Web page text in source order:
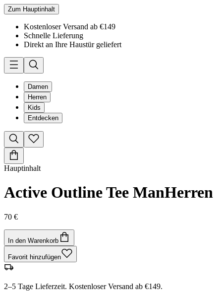
Zum Hauptinhalt
Kostenloser Versand ab €149
Schnelle Lieferung
Direkt an Ihre Haustür geliefert
Damen
Herren
Kids
Entdecken
Hauptinhalt
Active Outline Tee ManHerren
70 €
In den Warenkorb
Favorit hinzufügen
2–5 Tage Lieferzeit. Kostenloser Versand ab €149.